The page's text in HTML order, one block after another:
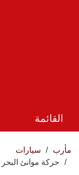
القائمة
مأرب
سيارات
حركة موانئ